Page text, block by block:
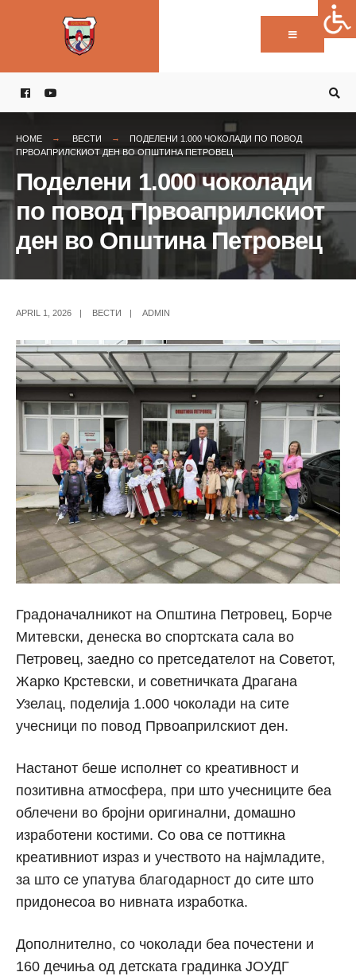
HOME ВЕСТИ
ПОДЕЛЕНИ 1.000 ЧОКОЛАДИ ПО ПОВОД
ПРВОАПРИЛСКИОТ ДЕН ВО ОПШТИНА ПЕТРОВЕЦ
Поделени 1.000 чоколади
по повод Првоаприлскиот
ден во Општина Петровец
APRIL 1, 2026 ВЕСТИ ADMIN
Градоначалникот на Општина Петровец, Борче
Митевски, денеска во спортската сала во
Петровец, заедно со претседателот на Советот,
Жарко Крстевски, и советничката Драгана
Узелац, поделија 1.000 чоколади на сите
учесници по повод Првоаприлскиот ден.
Настанот беше исполнет со креативност и
позитивна атмосфера, при што учесниците беа
облечени во бројни оригинални, домашно
изработени костими. Со ова се поттикна
креативниот израз и учеството на најмладите,
за што се упатува благодарност до сите што
придонесоа во нивната изработка.
Дополнително, со чоколади беа почестени и
160 дечиња од детската градинка ЈОУДГ